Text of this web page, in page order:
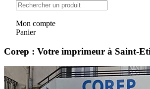
Mon compte
Panier
Corep : Votre imprimeur à Saint-